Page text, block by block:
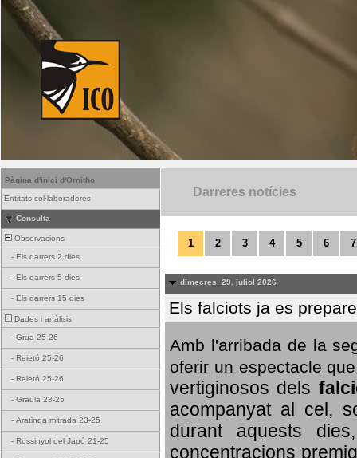
Pàgina d'inici d'Ornitho
Entitats col·laboradores
Consulta
Observacions
- Els darrers 2 dies
- Els darrers 5 dies
- Els darrers 15 dies
Dades i anàlisis
- Grua 25-26
- Reietó 25-26
- Reietó 25-26
- Graula 23-25
- Aratinga mitrada 23-25
- Rossinyol del Japó 21-25
Darreres notícies
1 2 3 4 5 6 7
dimecres, 29. juliol 2026
Els falciots ja es
Amb l'arribada de la
oferir un espectacle
vertiginosos dels
acompanyat al cel,
durant aquests
concentracions